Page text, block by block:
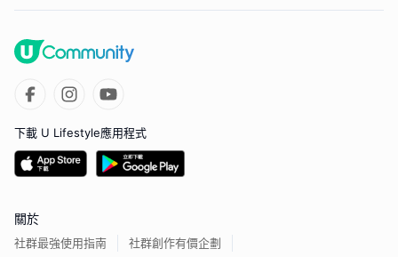
下載 U Lifestyle應用程式
關於
社群最強使用指南 社群創作有價企劃